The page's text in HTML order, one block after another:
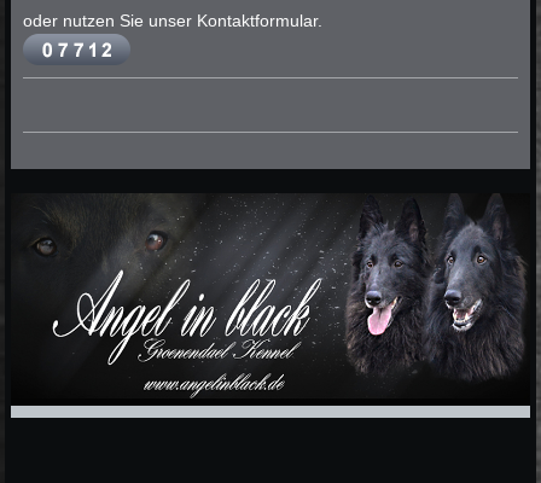
oder nutzen Sie unser Kontaktformular.